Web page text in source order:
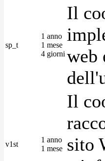
sp_t
1 anno
1 mese
4 giorni
Il
web
v1st
1 anno
1 mese
Il
sito